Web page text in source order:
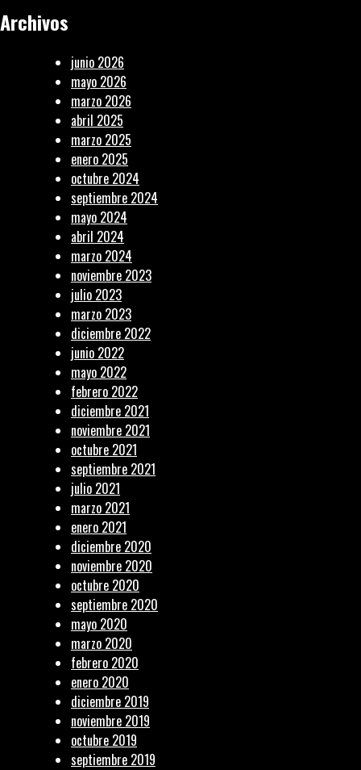
Archivos
junio 2026
mayo 2026
marzo 2026
abril 2025
marzo 2025
enero 2025
octubre 2024
septiembre 2024
mayo 2024
abril 2024
marzo 2024
noviembre 2023
julio 2023
marzo 2023
diciembre 2022
junio 2022
mayo 2022
febrero 2022
diciembre 2021
noviembre 2021
octubre 2021
septiembre 2021
julio 2021
marzo 2021
enero 2021
diciembre 2020
noviembre 2020
octubre 2020
septiembre 2020
mayo 2020
marzo 2020
febrero 2020
enero 2020
diciembre 2019
noviembre 2019
octubre 2019
septiembre 2019